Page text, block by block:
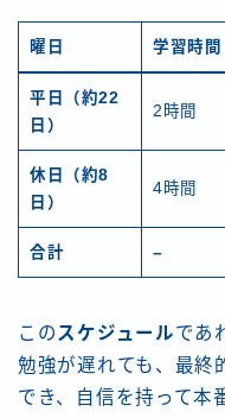
曜日 学習時間
平日（約22
日）
2時間
休日（約8
日）
4時間
合計 –
この スケジュールであ
勉強が遅れても、最終
でき、自信を持って本